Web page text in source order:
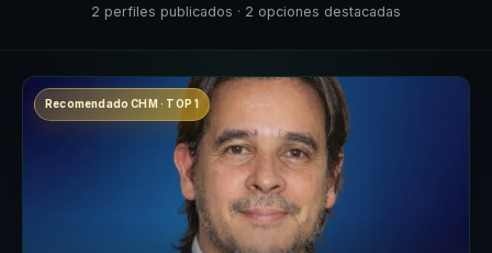
2 perfiles publicados · 2 opciones destacadas
Recomendado CHM · TOP 1